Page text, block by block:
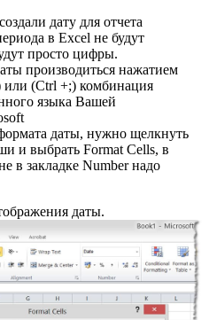
дату для отчета
в Excel не будут
просто цифры.
производиться нажатием
(Ctrl +;) комбинация
языка Вашей
даты, нужно щелкнуть
и выбрать Format Cells, в
в закладке Number надо
даты.